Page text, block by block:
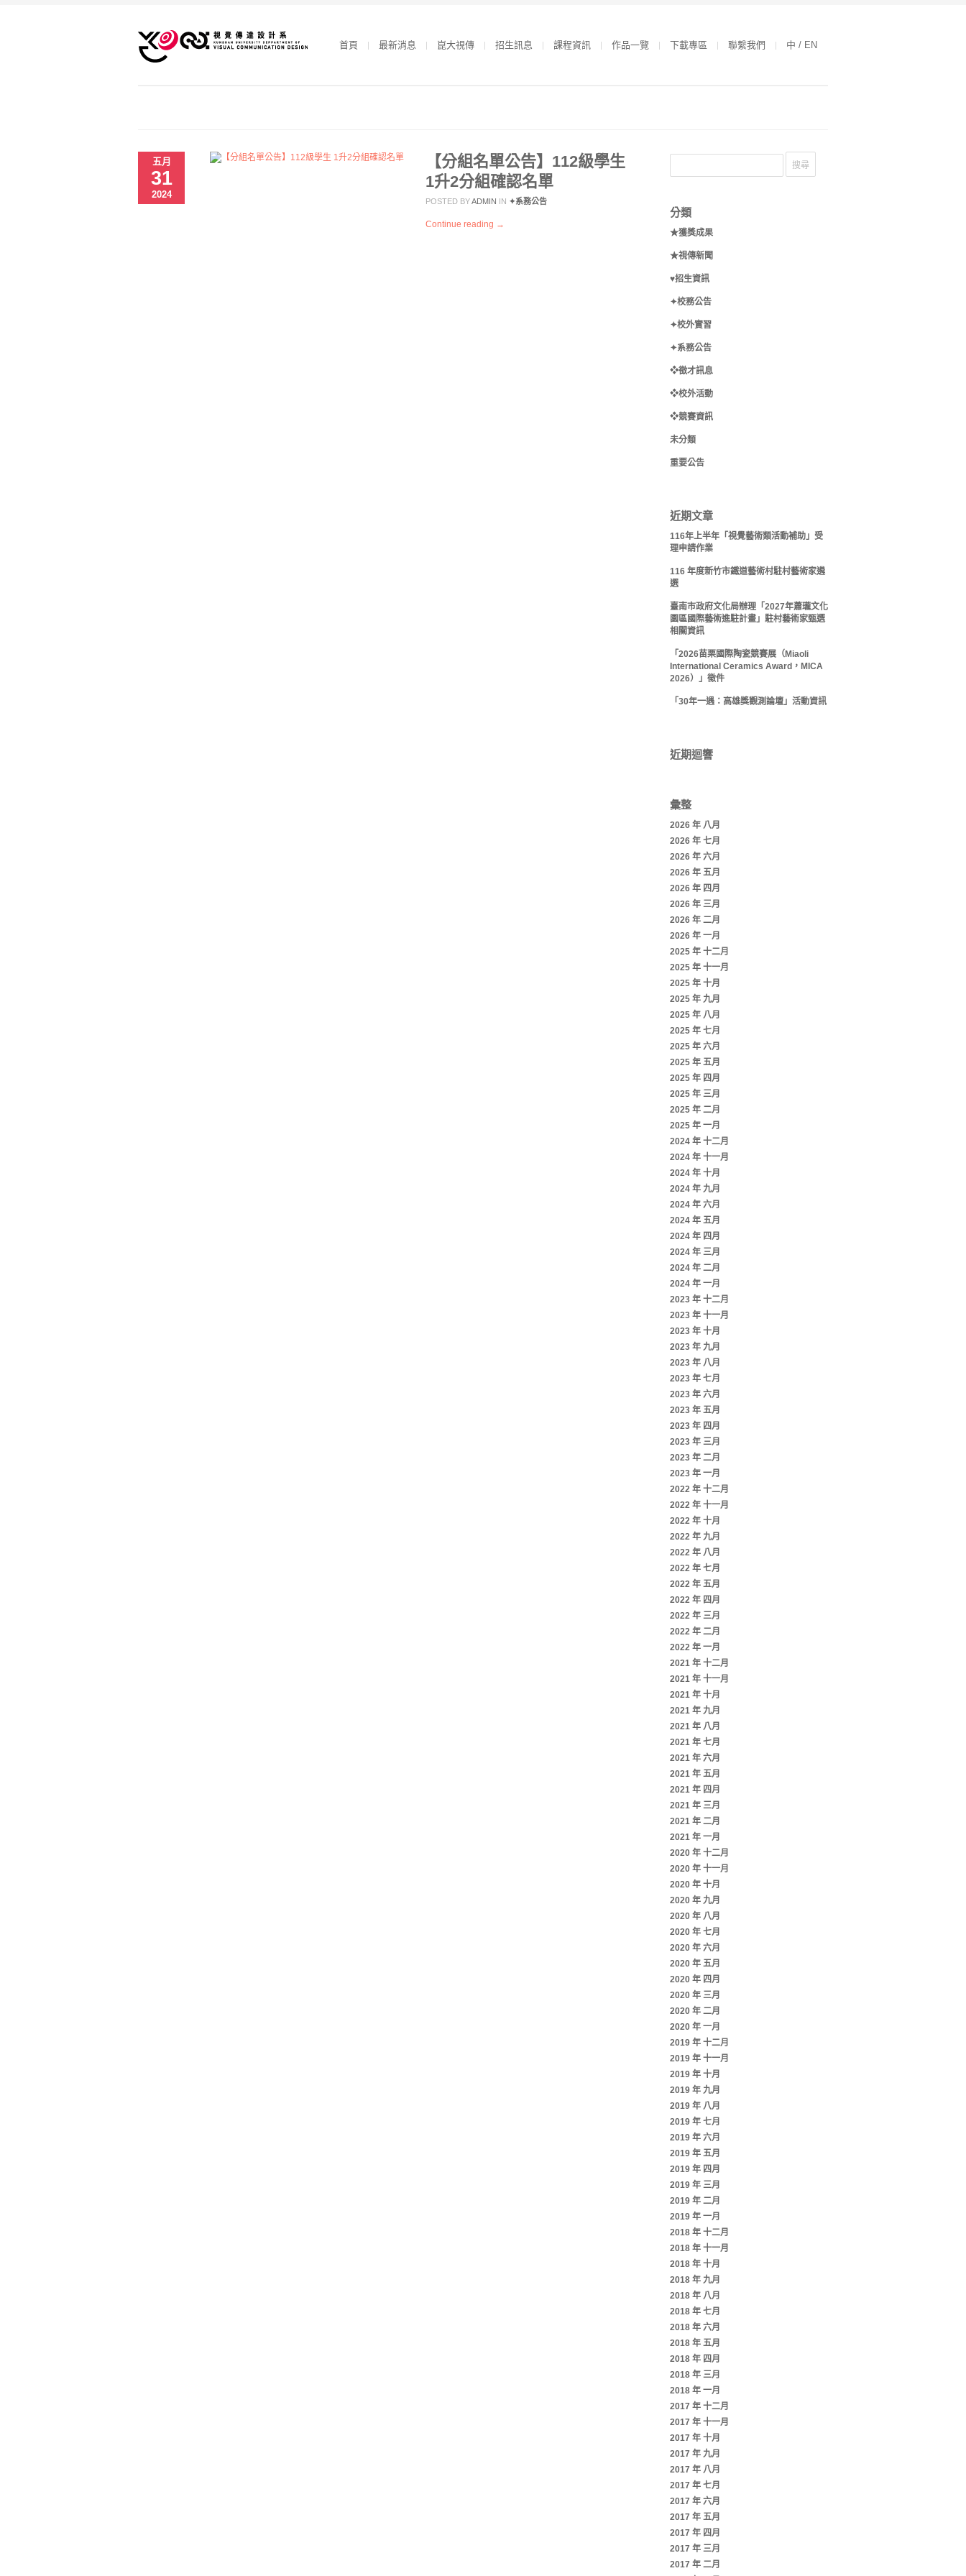
首頁 最新消息 崑大視傳 招生訊息 課程資訊 作品一覽 下載專區 聯繫我們 中 / EN
五月
31
2024
【分組名單公告】112級學生
1升2分組確認名單
POSTED BYADMIN IN ✦系務公告
Continue reading →
分類
★獲獎成果
★視傳新聞
♥招生資訊
✦校務公告
✦校外實習
✦系務公告
❖徵才訊息
❖校外活動
❖競賽資訊
未分類
重要公告
近期文章
116年上半年「視覺藝術類活動補助」受
理申請作業
116 年度新竹市鐵道藝術村駐村藝術家遴
選
臺南市政府文化局辦理「2027年蕭瓏文化
園區國際藝術進駐計畫」駐村藝術家甄選
相關資訊
「2026苗栗國際陶瓷競賽展（Miaoli
International Ceramics Award，MICA
2026）」徵件
「30年一遇：高雄獎觀測論壇」活動資訊
近期迴響
彙整
2026 年 八月
2026 年 七月
2026 年 六月
2026 年 五月
2026 年 四月
2026 年 三月
2026 年 二月
2026 年 一月
2025 年 十二月
2025 年 十一月
2025 年 十月
2025 年 九月
2025 年 八月
2025 年 七月
2025 年 六月
2025 年 五月
2025 年 四月
2025 年 三月
2025 年 二月
2025 年 一月
2024 年 十二月
2024 年 十一月
2024 年 十月
2024 年 九月
2024 年 六月
2024 年 五月
2024 年 四月
2024 年 三月
2024 年 二月
2024 年 一月
2023 年 十二月
2023 年 十一月
2023 年 十月
2023 年 九月
2023 年 八月
2023 年 七月
2023 年 六月
2023 年 五月
2023 年 四月
2023 年 三月
2023 年 二月
2023 年 一月
2022 年 十二月
2022 年 十一月
2022 年 十月
2022 年 九月
2022 年 八月
2022 年 七月
2022 年 五月
2022 年 四月
2022 年 三月
2022 年 二月
2022 年 一月
2021 年 十二月
2021 年 十一月
2021 年 十月
2021 年 九月
2021 年 八月
2021 年 七月
2021 年 六月
2021 年 五月
2021 年 四月
2021 年 三月
2021 年 二月
2021 年 一月
2020 年 十二月
2020 年 十一月
2020 年 十月
2020 年 九月
2020 年 八月
2020 年 七月
2020 年 六月
2020 年 五月
2020 年 四月
2020 年 三月
2020 年 二月
2020 年 一月
2019 年 十二月
2019 年 十一月
2019 年 十月
2019 年 九月
2019 年 八月
2019 年 七月
2019 年 六月
2019 年 五月
2019 年 四月
2019 年 三月
2019 年 二月
2019 年 一月
2018 年 十二月
2018 年 十一月
2018 年 十月
2018 年 九月
2018 年 八月
2018 年 七月
2018 年 六月
2018 年 五月
2018 年 四月
2018 年 三月
2018 年 一月
2017 年 十二月
2017 年 十一月
2017 年 十月
2017 年 九月
2017 年 八月
2017 年 七月
2017 年 六月
2017 年 五月
2017 年 四月
2017 年 三月
2017 年 二月